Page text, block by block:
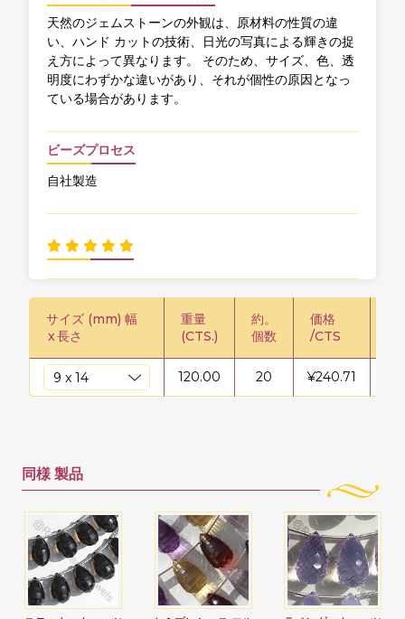
天然のジェムストーンの外観は、原材料の性質の違
い、ハンド カットの技術、日光の写真による輝きの捉
え方によって異なります。 そのため、サイズ、色、透
明度にわずかな違いがあり、それが個性の原因となっ
ている場合があります。
ビーズプロセス
自社製造
サイズ (mm) 幅
x長さ
重量
(CTS.)
約。
個数
価格
/CTS
120.00 20 ¥240.71
同様 製品